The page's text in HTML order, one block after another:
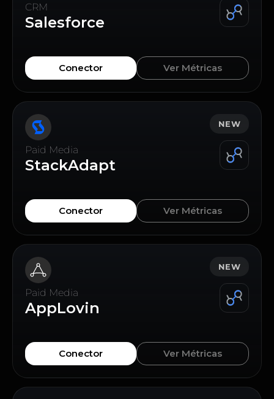
CRM
Salesforce
Conector Ver Métricas
NEW
Paid Media
StackAdapt
Conector Ver Métricas
NEW
Paid Media
AppLovin
Conector Ver Métricas